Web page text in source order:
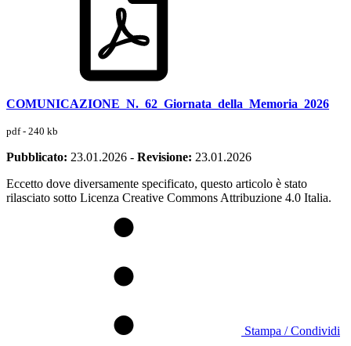
COMUNICAZIONE_N._62_Giornata_della_Memoria_2026
pdf - 240 kb
Pubblicato: 23.01.2026 - Revisione: 23.01.2026
Eccetto dove diversamente specificato, questo articolo è stato
rilasciato sotto Licenza Creative Commons Attribuzione 4.0 Italia.
Stampa / Condividi